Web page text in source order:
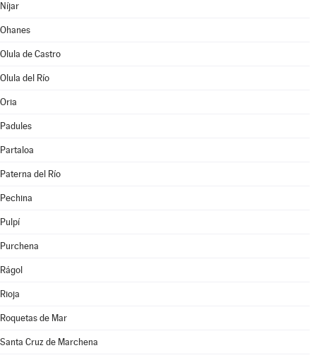
Níjar
Ohanes
Olula de Castro
Olula del Río
Oria
Padules
Partaloa
Paterna del Río
Pechina
Pulpí
Purchena
Rágol
Rioja
Roquetas de Mar
Santa Cruz de Marchena